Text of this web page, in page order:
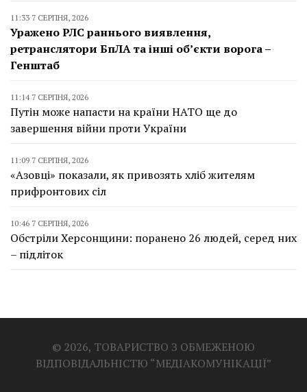
11:33 7 СЕРПНЯ, 2026
Уражено РЛС раннього виявлення,
ретранслятори БпЛА та інші об’єкти ворога –
Генштаб
11:14 7 СЕРПНЯ, 2026
Путін може напасти на країни НАТО ще до
завершення війни проти України
11:09 7 СЕРПНЯ, 2026
«Азовці» показали, як привозять хліб жителям
прифронтових сіл
10:46 7 СЕРПНЯ, 2026
Обстріли Херсонщини: поранено 26 людей, серед них
– підліток
© 2026, ТОВАРИСТВО З ОБМЕЖЕНОЮ
ВІДПОВІДАЛЬНІСТЮ “МЕДІАКОМУНІКАЦІЇ”